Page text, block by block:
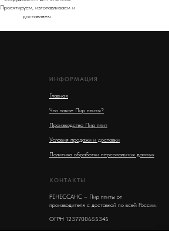
Проектируем, изготавливаем и
доставляем.
ИНФОРМАЦИЯ
Главная
Что такое Пир плиты?
Производство Пир плит
Условия продажи и доставки
Политика обработки персональных данных
КОНТАКТЫ
РЕНЕССАНС – Пир плиты от
производителя с доставкой по всей России.
ОГРН 1237700655345
Московская область, Люберцы, улица 8